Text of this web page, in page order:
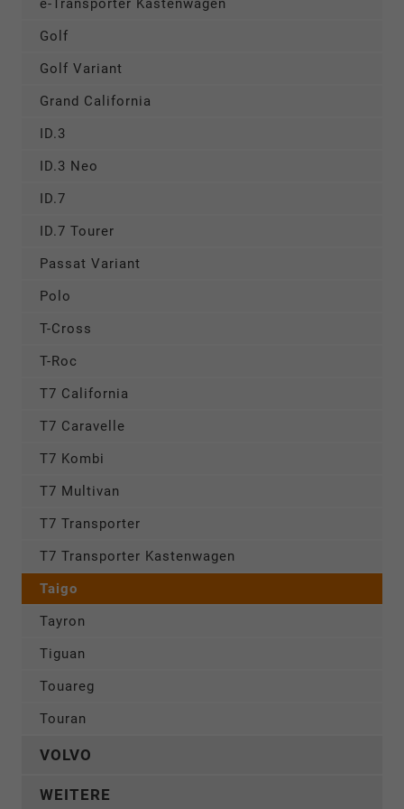
e-Transporter Kastenwagen
Golf
Golf Variant
Grand California
ID.3
ID.3 Neo
ID.7
ID.7 Tourer
Passat Variant
Polo
T-Cross
T-Roc
T7 California
T7 Caravelle
T7 Kombi
T7 Multivan
T7 Transporter
T7 Transporter Kastenwagen
Taigo
Tayron
Tiguan
Touareg
Touran
VOLVO
WEITERE